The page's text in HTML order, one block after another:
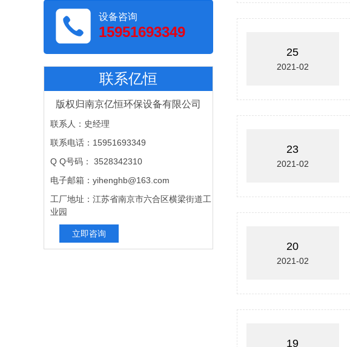
设备咨询
15951693349
联系亿恒
版权归南京亿恒环保设备有限公司
联系人：史经理
联系电话：15951693349
Q Q号码： 3528342310
电子邮箱：yihenghb@163.com
工厂地址：江苏省南京市六合区横梁街道工
业园
立即咨询
25
2021-02
23
2021-02
20
2021-02
19